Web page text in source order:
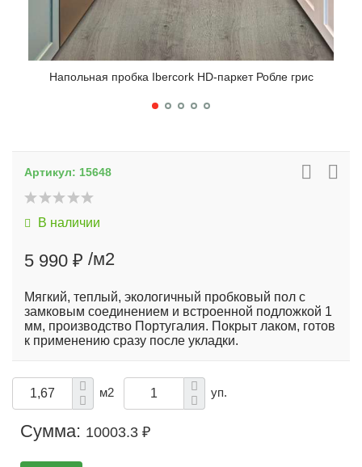
Напольная пробка Ibercork HD-паркет Робле грис
Артикул: 15648
В наличии
5 990 ₽ /м2
Мягкий, теплый, экологичный пробковый пол с
замковым соединением и встроенной подложкой 1
мм, производство Португалия. Покрыт лаком, готов
к применению сразу после укладки.
м2 уп.
Сумма: 10003.3 ₽